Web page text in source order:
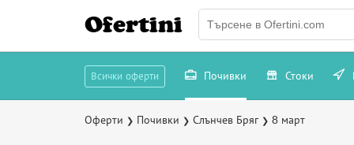
Ofertini
Всички оферти Почивки Стоки
Оферти ❯ Почивки ❯ Слънчев Бряг ❯ 8 март